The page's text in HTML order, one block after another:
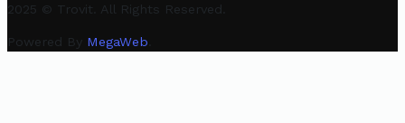
2025 © Trovit. All Rights Reserved.
Powered By MegaWeb